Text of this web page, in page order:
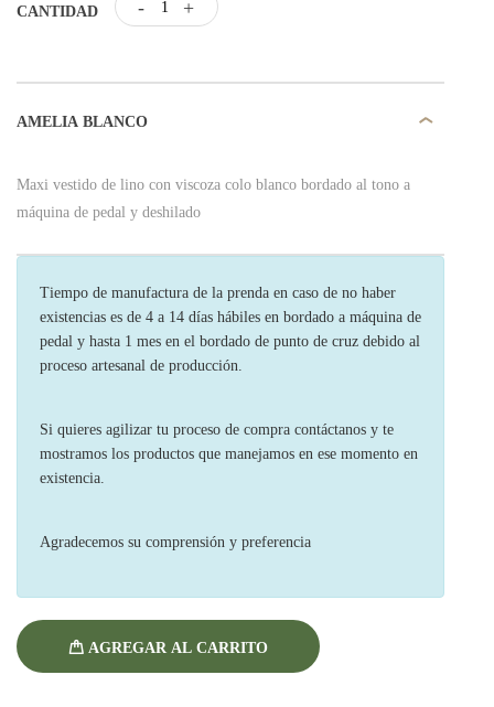
CANTIDAD - +
AMELIA BLANCO
Maxi vestido de lino con viscoza colo blanco bordado al tono a
máquina de pedal y deshilado
Tiempo de manufactura de la prenda en caso de no haber
existencias es de 4 a 14 días hábiles en bordado a máquina de
pedal y hasta 1 mes en el bordado de punto de cruz debido al
proceso artesanal de producción.
Si quieres agilizar tu proceso de compra contáctanos y te
mostramos los productos que manejamos en ese momento en
existencia.
Agradecemos su comprensión y preferencia
AGREGAR AL CARRITO